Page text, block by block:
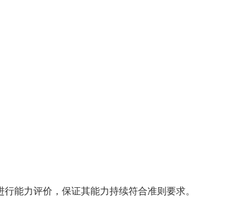
能力评价，保证其能力持续符合准则要求。